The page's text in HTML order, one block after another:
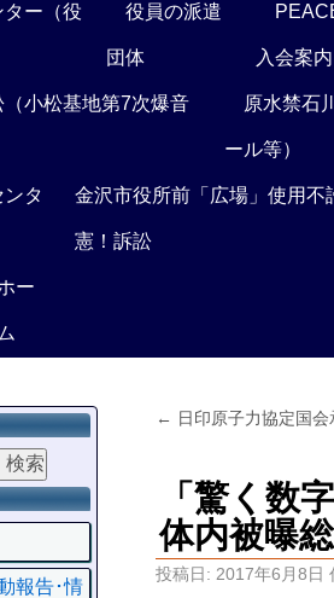
ー（役 役員の派遣
団体 入会案内
小松基地第7次爆音 原水禁石
ール等）
タ 金沢市役所前「広場」使用不
憲！訴訟
ー
ム
← 日印原子力協定国
「驚く数
体内被曝
投稿日: 2017年6月8日
報告･情